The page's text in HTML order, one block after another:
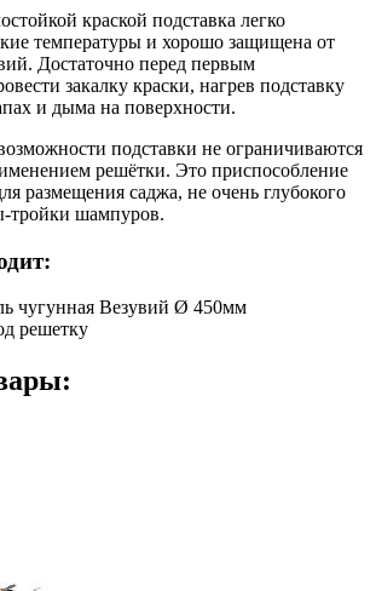
краской подставка легко
температуры и хорошо защищена от
Достаточно перед первым
закалку краски, нагрев подставку
и дыма на поверхности.
подставки не ограничиваются
решётки. Это приспособление
размещения саджа, не очень глубокого
тройки шампуров.
чугунная Везувий Ø 450мм
решетку